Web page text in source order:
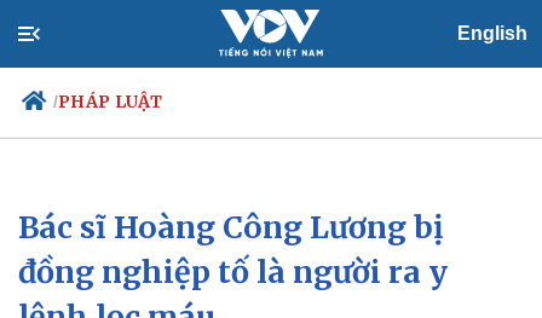
English
/PHÁP LUẬT
Chính trị
Đảng
Tổ chức nhân sự
Quốc hội
Xã hội
Dự báo thời tiết
Bác sĩ Hoàng Công Lương bị
đồng nghiệp tố là người ra y